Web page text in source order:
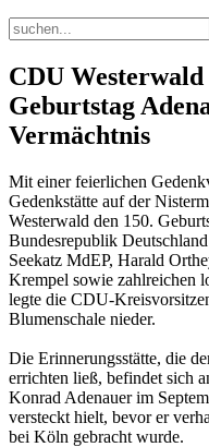
CDU
Geburtstag
Vermächtnis
Mit einer feierlichen
Gedenkstätte auf der
Westerwald den 150.
Bundesrepublik
Seekatz MdEP, Harald
Krempel sowie zahlreichen
legte die CDU-
Blumenschale nieder.
Die Erinnerungsstätte, die
errichten ließ, befindet sich
Konrad Adenauer im
versteckt hielt, bevor er
bei Köln gebracht wurde.